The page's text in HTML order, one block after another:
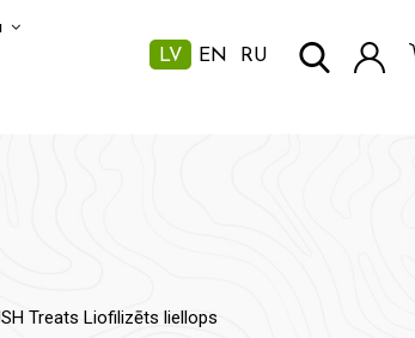
LV EN RU
Treats Liofilizēts liellops